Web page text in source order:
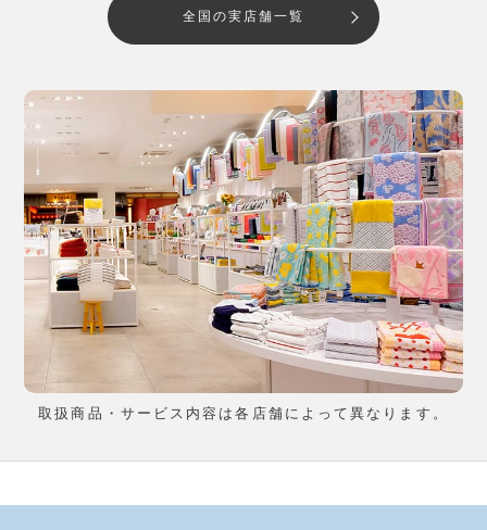
全国の実店舗一覧
取扱商品・サービス内容は各店舗によって異なります。